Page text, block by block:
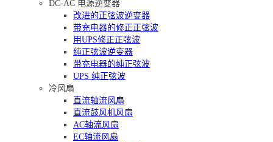
DC-AC 电源逆变器
改进的正弦波逆变器
带充电器的修正正弦波
用UPS修正正弦波
纯正弦波逆变器
带充电器的纯正弦波
UPS 纯正弦波
冷风扇
直流轴流风扇
直流鼓风机风扇
AC轴流风扇
EC轴流风扇